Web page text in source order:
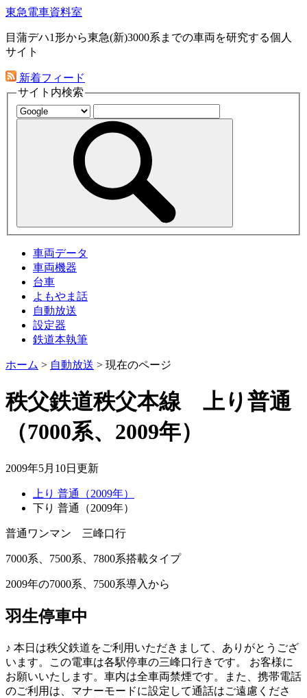
東急電車資料室
目蒲デハ1形から東急(新)3000系までの車両を研究する個人
サイト
新着フィード
サイト内検索
車両データ
車両機器
台車
よもやま話
自動放送
設定器
鉄道本執筆
ホーム > 自動放送 > 現在のページ
秩父鉄道秩父本線 上り普通
（7000系、2009年）
2009年5月10日 更新
上り 普通（2009年）
下り 普通（2009年）
普通ワンマン 三峰口 行
7000系、7500系、7800系搭載タイプ
2009年の7000系、7500系導入から
羽生停車中
♪ 本日は秩父鉄道をご利用いただきまして、ありがとうござ
います。この電車は各駅停車の三峰口行きです。 お客様に
お願いいたします。車内は全車両禁煙です。また、携帯電話
のご利用は、マナーモードに設定して通話はご遠慮くださ